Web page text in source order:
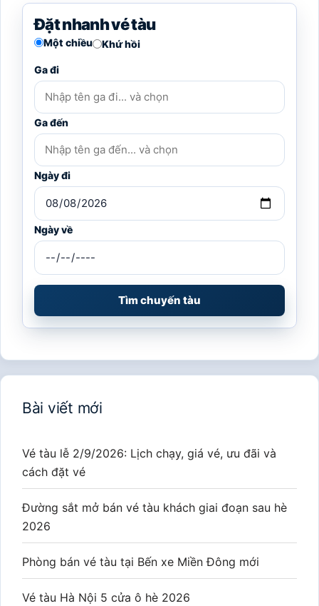
Đặt nhanh vé tàu
Một chiều Khứ hồi
Ga đi
Ga đến
Ngày đi
Ngày về
Tìm chuyến tàu
Bài viết mới
Vé tàu lễ 2/9/2026: Lịch chạy, giá vé, ưu đãi và
cách đặt vé
Đường sắt mở bán vé tàu khách giai đoạn sau hè
2026
Phòng bán vé tàu tại Bến xe Miền Đông mới
Vé tàu Hà Nội 5 cửa ô hè 2026